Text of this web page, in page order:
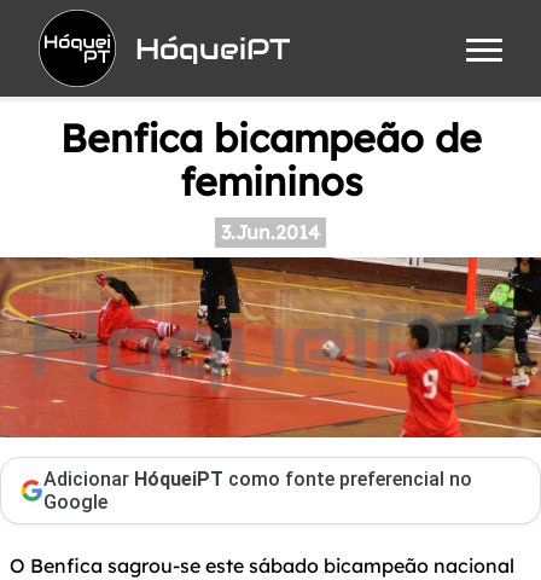
HóqueiPT
Benfica bicampeão de
femininos
3.Jun.2014
Adicionar HóqueiPT como fonte preferencial no
Google
O Benfica sagrou-se este sábado bicampeão nacional